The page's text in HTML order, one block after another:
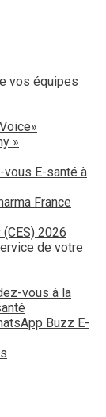
vos équipes
»
vous E-santé à
France
2026
de votre
vous à la
Buzz E-